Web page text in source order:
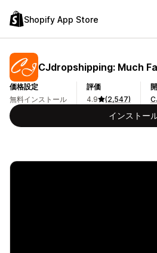
Shopify App Store
CJdropshipping: Much
価格設定
無料インストール
評価
4.9
(2,547)
インストー